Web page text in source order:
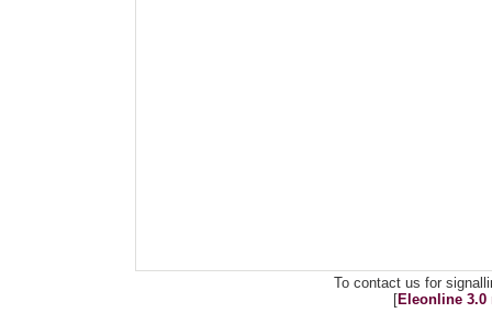
To contact us for
[Eleonline 3.0